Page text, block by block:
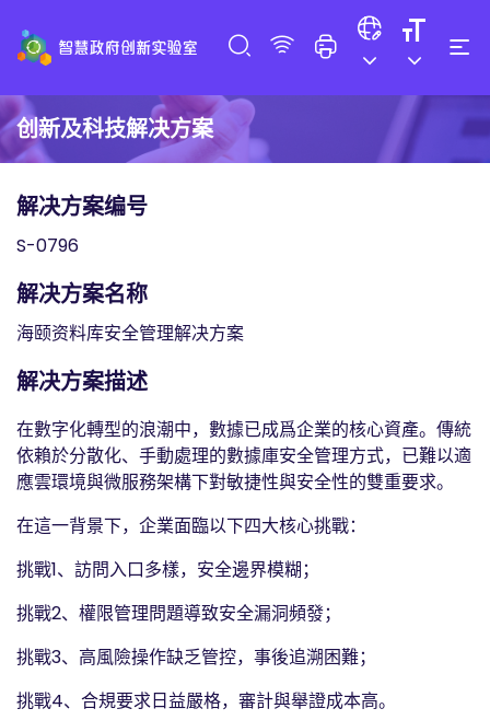
创新及科技解决方案
解决方案编号
S-0796
解决方案名称
海颐资料库安全管理解决方案
解决方案描述
在數字化轉型的浪潮中，數據已成爲企業的核心資產。傳統
依賴於分散化、手動處理的數據庫安全管理方式，已難以適
應雲環境與微服務架構下對敏捷性與安全性的雙重要求。
在這一背景下，企業面臨以下四大核心挑戰：
挑戰1、訪問入口多樣，安全邊界模糊；
挑戰2、權限管理問題導致安全漏洞頻發；
挑戰3、高風險操作缺乏管控，事後追溯困難；
挑戰4、合規要求日益嚴格，審計與舉證成本高。